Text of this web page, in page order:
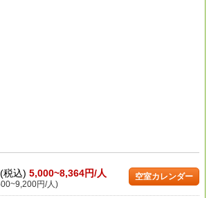
税込) 5,000~8,364円/人
円/人)
空室カレンダー